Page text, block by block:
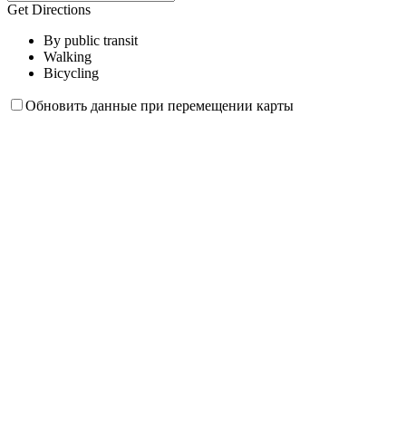
Get Directions
By public transit
Walking
Bicycling
Обновить данные при перемещении карты